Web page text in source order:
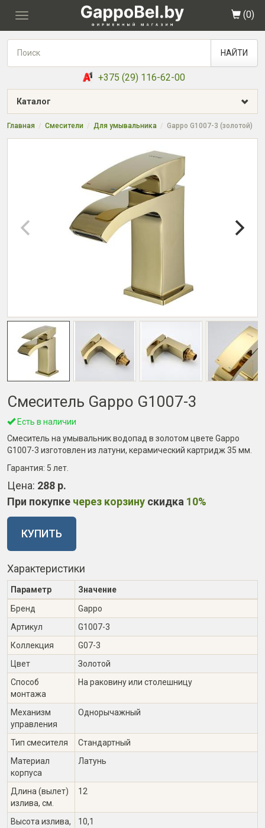
Toggle
(0)
НАЙТИ
+375 (29) 116-62-00
Каталог
Главная Смесители Для умывальника Gappo G1007-3 (золотой)
Смеситель Gappo G1007-3
Есть в наличии
Смеситель на умывальник водопад в золотом цвете Gappo
G1007-3 изготовлен из латуни, керамический картридж 35 мм.
Гарантия: 5 лет
Цена: 288 р.
При покупке через корзину скидка 10%
КУПИТЬ
Характеристики
Параметр
Значение
Бренд
Gappo
Артикул
G1007-3
Коллекция
G07-3
Цвет
Золотой
Способ
монтажа
На раковину или столешницу
Механизм
управления
Однорычажный
Тип смесителя
Стандартный
Материал
корпуса
Латунь
Длина (вылет)
излива, см.
12
Высота излива,
10,1